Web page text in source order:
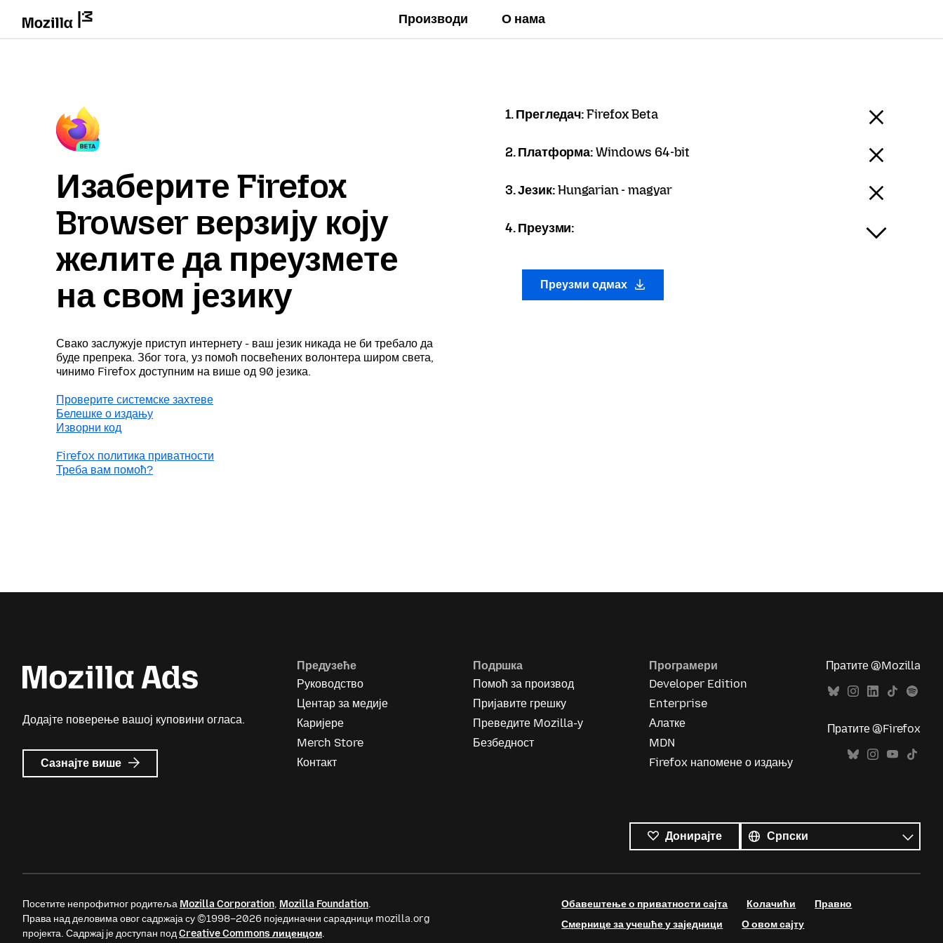
Производи О нама
Изаберите Firefox
Browser верзију коју
желите да преузмете
на свом језику
Свако заслужује приступ интернету - ваш језик никада не би требало да
буде препрека. Због тога, уз помоћ посвећених волонтера широм света,
чинимо Firefox доступним на више од 90 језика.
Проверите системске захтеве
Белешке о издању
Изворни код
Firefox политика приватности
Треба вам помоћ?
1. Прегледач:Firefox Beta
2. Платформа:Windows 64-bit
3. Језик:Hungarian - magyar
4. Преузми:
Преузми одмах
Додајте поверење вашој куповини огласа.
Сазнајте више о
Mozilla
Предузеће
Руководство
Центар за медије
Каријере
Merch Store
Контакт
Подршка
Помоћ за производ
Пријавите грешку
Преведите Mozilla-у
Безбедност
Програмери
Developer Edition
Enterprise
Алатке
MDN
Firefox напомене о издању
Пратите @Mozilla
Пратите @Firefox
Донирајте
језици
Језик
Посетите непрофитног родитеља Mozilla Corporation, Mozilla Foundation.
Права над деловима овог садржаја су ©1998–2026 појединачни сарадници mozilla.org
пројекта. Садржај је доступан подCreative Commons лиценцом.
Обавештење о приватности сајта Колачићи
Правно
Смернице за учешће у заједници
О овом сајту